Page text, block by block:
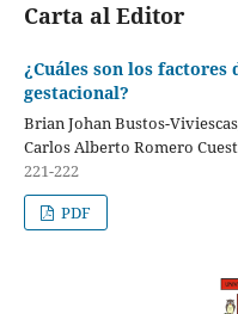
Carta al Editor
¿Cuáles son los factores
gestacional?
Brian Johan Bustos-
Carlos Alberto Romero
221-222
PDF